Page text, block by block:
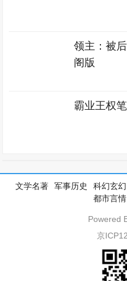
领主：被
阁版
霸业王权
文学名著 军事历史 科幻玄幻
都市言情
Powered
京